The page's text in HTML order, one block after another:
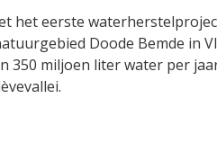
het eerste
Doode Bemde in
350 miljoen liter water per